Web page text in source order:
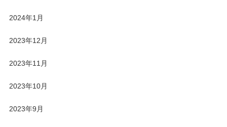
2024年1月
2023年12月
2023年11月
2023年10月
2023年9月